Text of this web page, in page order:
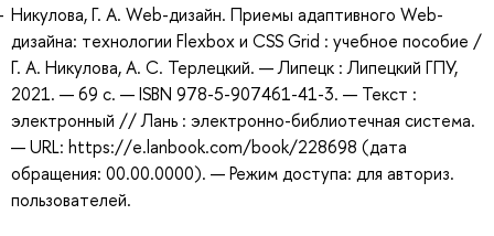
Никулова, Г. А. Web-дизайн. Приемы адаптивного Web-
дизайна: технологии Flexbox и CSS Grid : учебное пособие /
Г. А. Никулова, А. С. Терлецкий. — Липецк : Липецкий ГПУ,
2021. — 69 с. — ISBN 978-5-907461-41-3. — Текст :
электронный // Лань : электронно-библиотечная система.
— URL: https://e.lanbook.com/book/228698 (дата
обращения: 00.00.0000). — Режим доступа: для авториз.
пользователей.